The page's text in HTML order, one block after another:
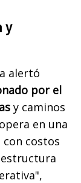
y
alertó
por el
y caminos
en una
con costos